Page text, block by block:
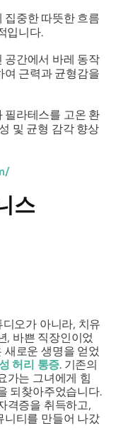
집중한 따뜻한 흐름
입니다.
공간에서 바레 동작
여 근력과 균형감을
필라테스를 고온 환
및 균형 감각 향상
스
오가 아니라, 치유
, 바쁜 직장인이었
새로운 생명을 얻었
허리 통증. 기존의
가는 그녀에게 힘
되찾아주었습니다.
격증을 취득하고,
니티를 만들어 나갔